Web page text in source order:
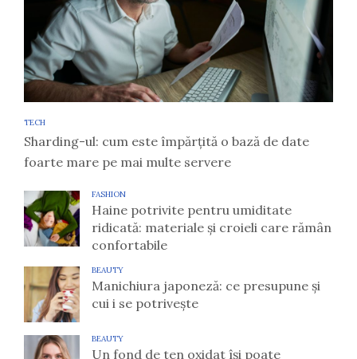
TECH
Sharding-ul: cum este împărțită o bază de date
foarte mare pe mai multe servere
FASHION
Haine potrivite pentru umiditate
ridicată: materiale și croieli care rămân
confortabile
BEAUTY
Manichiura japoneză: ce presupune și
cui i se potrivește
BEAUTY
Un fond de ten oxidat își poate